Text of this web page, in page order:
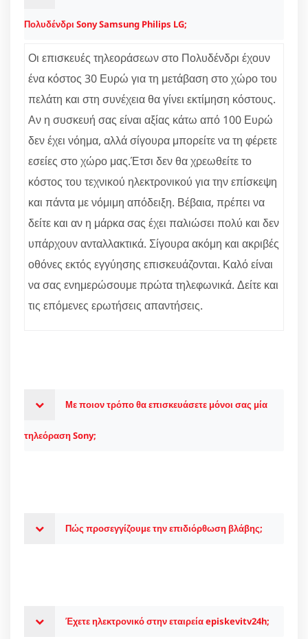
Πολυδένδρι Sony Samsung Philips LG;
Οι επισκευές τηλεοράσεων στο Πολυδένδρι έχουν
ένα κόστος 30 Ευρώ για τη μετάβαση στο χώρο του
πελάτη και στη συνέχεια θα γίνει εκτίμηση κόστους.
Αν η συσκευή σας είναι αξίας κάτω από 100 Ευρώ
δεν έχει νόημα, αλλά σίγουρα μπορείτε να τη φέρετε
εσείες στο χώρο μας.Έτσι δεν θα χρεωθείτε το
κόστος του τεχνικού ηλεκτρονικού για την επίσκεψη
και πάντα με νόμιμη απόδειξη. Βέβαια, πρέπει να
δείτε και αν η μάρκα σας έχει παλιώσει πολύ και δεν
υπάρχουν ανταλλακτικά. Σίγουρα ακόμη και ακριβές
οθόνες εκτός εγγύησης επισκευάζονται. Καλό είναι
να σας ενημερώσουμε πρώτα τηλεφωνικά. Δείτε και
τις επόμενες ερωτήσεις απαντήσεις.
Με ποιον τρόπο θα επισκευάσετε μόνοι σας μία
τηλεόραση Sony;
Πώς προσεγγίζουμε την επιδιόρθωση βλάβης;
Έχετε ηλεκτρονικό στην εταιρεία episkevitv24h;